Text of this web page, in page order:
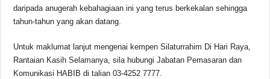
daripada anugerah kebahagiaan ini yang terus berkekalan sehingga
tahun-tahun yang akan datang.
Untuk maklumat lanjut mengenai kempen Silaturrahim Di Hari Raya,
Rantaian Kasih Selamanya, sila hubungi Jabatan Pemasaran dan
Komunikasi HABIB di talian 03-4252 7777.